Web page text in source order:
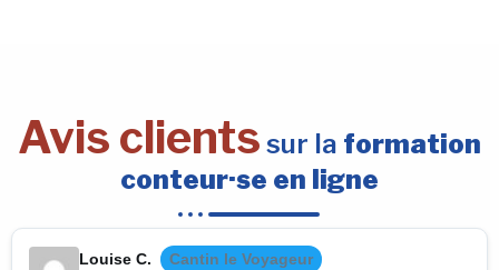
Avis clients sur la formation
conteur·se en ligne
Louise C.
Cantin le Voyageur